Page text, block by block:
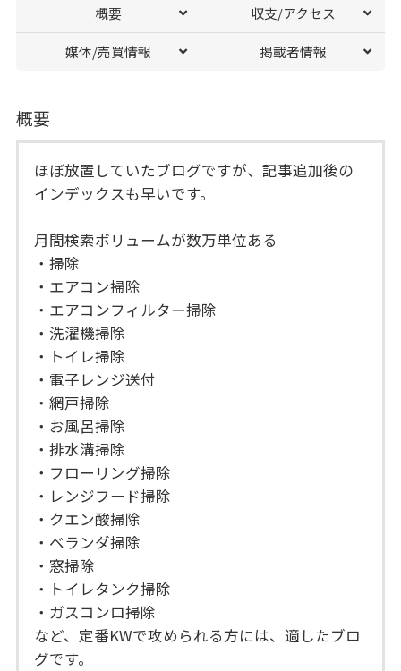
概要 収支/アクセス
媒体/売買情報 掲載者情報
概要
ほぼ放置していたブログですが、記事追加後の
インデックスも早いです。
月間検索ボリュームが数万単位ある
・掃除
・エアコン掃除
・エアコンフィルター掃除
・洗濯機掃除
・トイレ掃除
・電子レンジ送付
・網戸掃除
・お風呂掃除
・排水溝掃除
・フローリング掃除
・レンジフード掃除
・クエン酸掃除
・ベランダ掃除
・窓掃除
・トイレタンク掃除
・ガスコンロ掃除
など、定番KWで攻められる方には、適したブロ
グです。